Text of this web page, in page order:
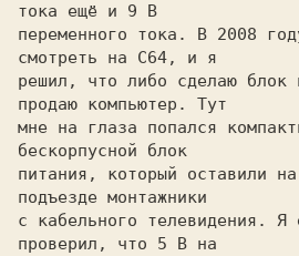
тока ещё и 9 В
переменного тока. В 2008
смотреть на C64, и я
решил, что либо сделаю блок
продаю компьютер. Тут
мне на глаза попался
бескорпусной блок
питания, который оставили
подъезде монтажники
с кабельного телевидения. Я
проверил, что 5 В на